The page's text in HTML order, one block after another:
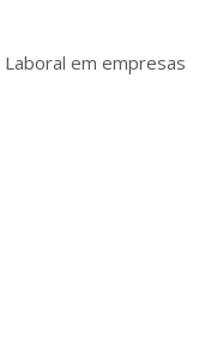
em empresas